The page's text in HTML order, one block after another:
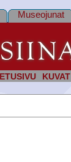
ETUSIVU KUVAT
Museojunat